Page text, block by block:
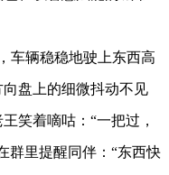
辆稳稳地驶上东西高
盘上的细微抖动不见
笑着嘀咕：“一把过，
群里提醒同伴：“东西快